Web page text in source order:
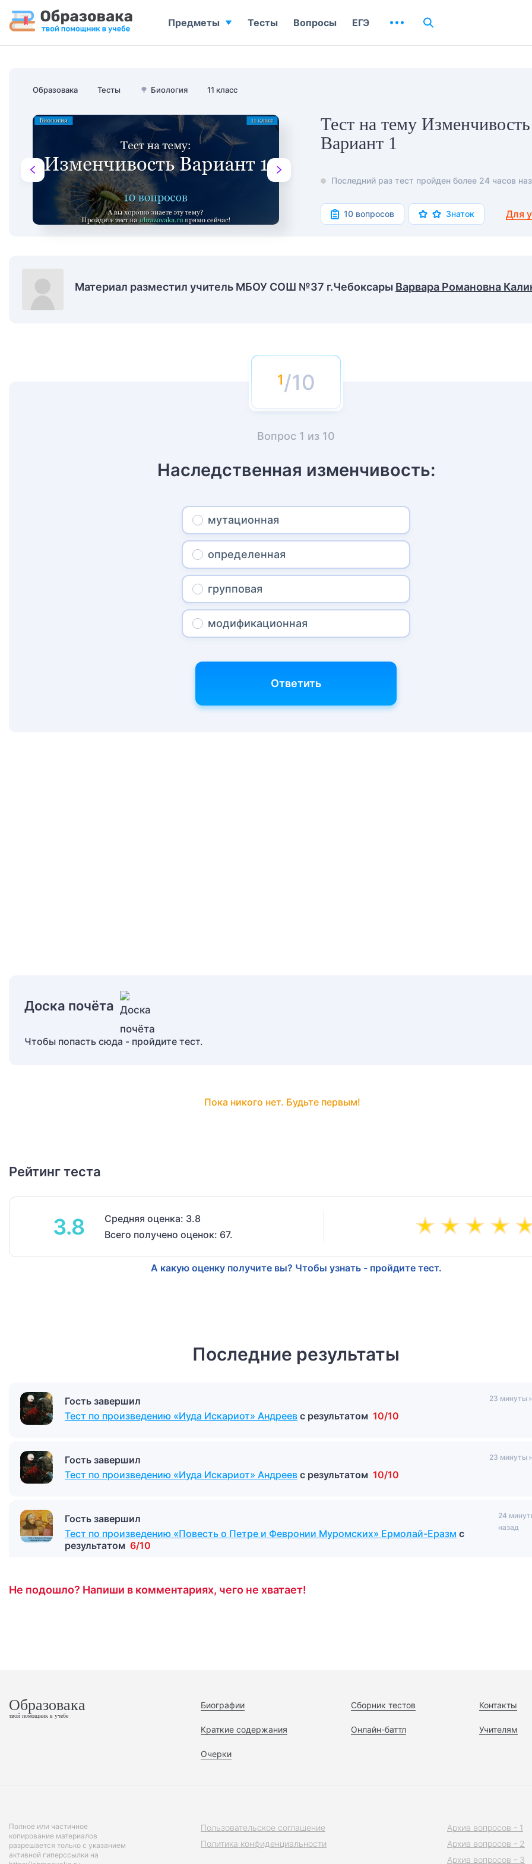
Образовака Тесты 🌳 Биология 11 класс
Тест на тему Изменчивость
Вариант 1
Последний раз тест пройден более 24 часов
10 вопросов Знаток Для
Материал разместил учитель МБОУ СОШ №37 г.Чебоксары Варвара Романовна
/10
Вопрос 1 из 10
Наследственная изменчивость:
мутационная
определенная
групповая
модификационная
Ответить
Доска почёта
Чтобы попасть сюда - пройдите тест.
Пока никого нет. Будьте первым!
Рейтинг теста
3.8
Средняя оценка: 3.8
Всего получено оценок: 67.
А какую оценку получите вы? Чтобы узнать - пройдите тест.
Последние результаты
Гость завершил
Тест по произведению «Иуда Искариот» Андреев с результатом 10/10
23 минуты
Гость завершил
Тест по произведению «Иуда Искариот» Андреев с результатом 10/10
23 минуты
Гость завершил
Тест по произведению «Повесть о Петре и Февронии Муромских» Ермолай-Еразм с
результатом 6/10
24
назад
Не подошло? Напиши в комментариях, чего не хватает!
Предметы Тесты Вопросы ЕГЭ
Образовака
твой помощник в учебе
Биографии
Краткие содержания
Очерки
Сборник тестов
Онлайн-баттл
Контакты
Учителям
Полное или частичное
копирование материалов
разрешается только с указанием
активной гиперссылки на
Пользовательское соглашение
Политика конфиденциальности
Архив вопросов - 1
Архив вопросов - 2
Архив вопросов - 3